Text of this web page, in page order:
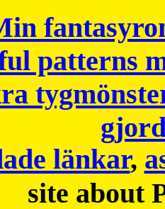
patterns
länkar,
site about